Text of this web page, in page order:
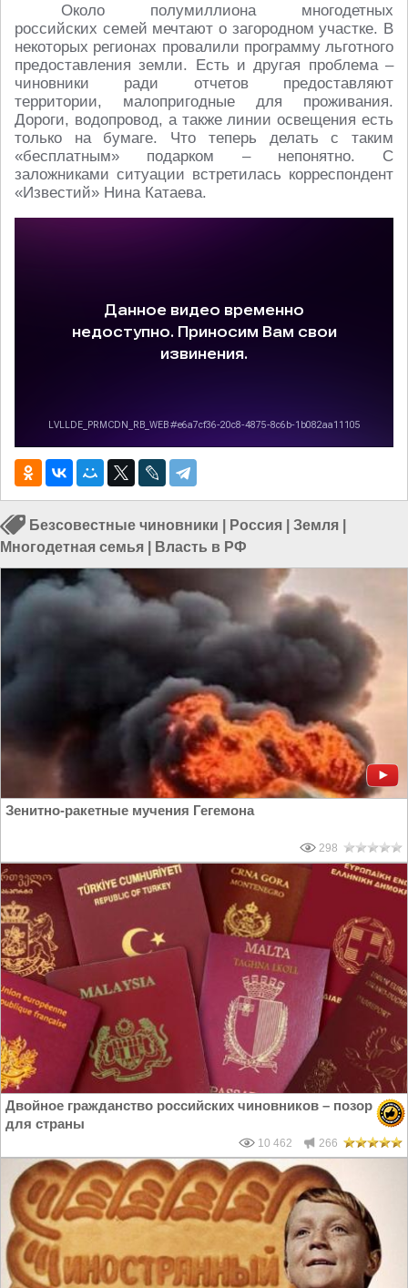
Около полумиллиона многодетных
российских семей мечтают о загородном участке. В
некоторых регионах провалили программу льготного
предоставления земли. Есть и другая проблема –
чиновники ради отчетов предоставляют
территории, малопригодные для проживания.
Дороги, водопровод, а также линии освещения есть
только на бумаге. Что теперь делать с таким
«бесплатным» подарком – непонятно. С
заложниками ситуации встретилась корреспондент
«Известий» Нина Катаева.
Безсовестные чиновники Россия Земля
Многодетная семья
Власть в РФ
Зенитно-ракетные мучения Гегемона
298
Двойное гражданство российских чиновников – позор
для страны
10 462 266